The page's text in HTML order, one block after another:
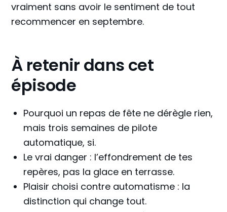
vraiment sans avoir le sentiment de tout
recommencer en septembre.
À retenir dans cet
épisode
Pourquoi un repas de fête ne dérègle rien,
mais trois semaines de pilote
automatique, si.
Le vrai danger : l’effondrement de tes
repères, pas la glace en terrasse.
Plaisir choisi contre automatisme : la
distinction qui change tout.